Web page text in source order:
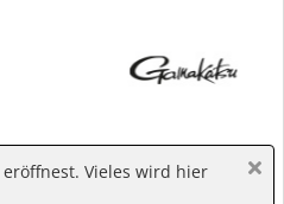
Vieles wird hier